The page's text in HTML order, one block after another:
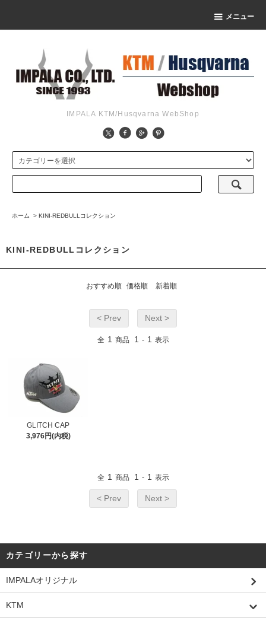
メニュー
IMPALA KTM/Husqvarna WebShop
ホーム > KINI-REDBULLコレクション
KINI-REDBULLコレクション
おすすめ順 価格順 新着順
< Prev Next >
全 1 商品 1 - 1 表示
GLITCH CAP
3,976円(内税)
全 1 商品 1 - 1 表示
< Prev Next >
カテゴリーから探す
IMPALAオリジナル
KTM